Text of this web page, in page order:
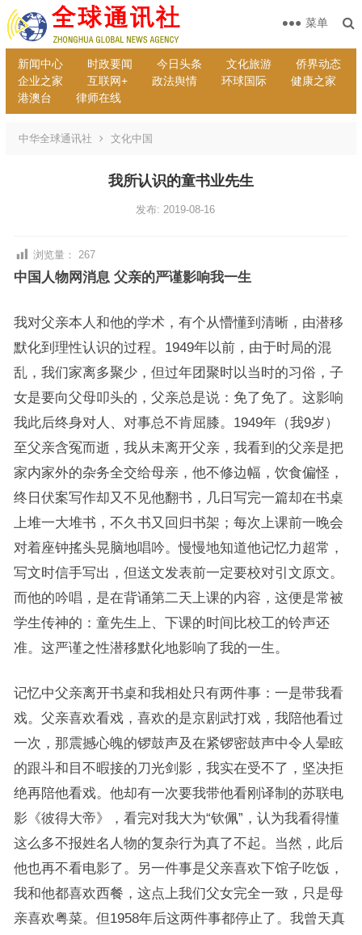
新闻中心 时政要闻 今日头条 文化旅游
侨界动态
企业之家
互联网+ 政法舆情 环球国际
健康之家
港澳台
律师在线
菜单
中华全球通讯社 文化中国
我所认识的童书业先生
发布: 2019-08-16
浏览量： 267
中国人物网消息 父亲的严谨影响我一生
我对父亲本人和他的学术，有个从懵懂到清晰，由潜移
默化到理性认识的过程。1949年以前，由于时局的混
乱，我们家离多聚少，但过年团聚时以当时的习俗，子
女是要向父母叩头的，父亲总是说：免了免了。这影响
我此后终身对人、对事总不肯屈膝。1949年（我9岁）
至父亲含冤而逝，我从未离开父亲，我看到的父亲是把
家内家外的杂务全交给母亲，他不修边幅，饮食偏怪，
终日伏案写作却又不见他翻书，几日写完一篇却在书桌
上堆一大堆书，不久书又回归书架；每次上课前一晚会
对着座钟搖头晃脑地唱吟。慢慢地知道他记忆力超常，
写文时信手写出，但送文发表前一定要校对引文原文。
而他的吟唱，是在背诵第二天上课的内容，这便是常被
学生传神的：童先生上、下课的时间比校工的铃声还
准。这严谨之性潜移默化地影响了我的一生。
记忆中父亲离开书桌和我相处只有两件事：一是带我看
戏。父亲喜欢看戏，喜欢的是京剧武打戏，我陪他看过
一次，那震撼心魄的锣鼓声及在紧锣密鼓声中令人晕眩
的跟斗和目不暇接的刀光剑影，我实在受不了，坚决拒
绝再陪他看戏。他却有一次要我带他看刚译制的苏联电
影《彼得大帝》，看完对我大为“钦佩”，认为我看得懂
这么多不报姓名人物的复杂行为真了不起。当然，此后
他也再不看电影了。另一件事是父亲喜欢下馆子吃饭，
我和他都喜欢西餐，这点上我们父女完全一致，只是母
亲喜欢粤菜。但1958年后这两件事都停止了。我曾天真